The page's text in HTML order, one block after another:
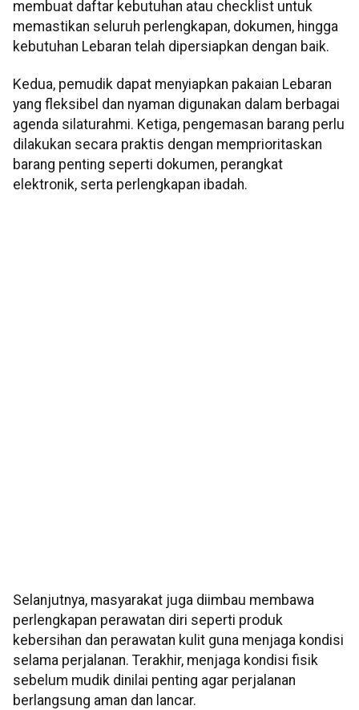
membuat daftar kebutuhan atau checklist untuk
memastikan seluruh perlengkapan, dokumen, hingga
kebutuhan Lebaran telah dipersiapkan dengan baik.
Kedua, pemudik dapat menyiapkan pakaian Lebaran
yang fleksibel dan nyaman digunakan dalam berbagai
agenda silaturahmi. Ketiga, pengemasan barang perlu
dilakukan secara praktis dengan memprioritaskan
barang penting seperti dokumen, perangkat
elektronik, serta perlengkapan ibadah.
Selanjutnya, masyarakat juga diimbau membawa
perlengkapan perawatan diri seperti produk
kebersihan dan perawatan kulit guna menjaga kondisi
selama perjalanan. Terakhir, menjaga kondisi fisik
sebelum mudik dinilai penting agar perjalanan
berlangsung aman dan lancar.